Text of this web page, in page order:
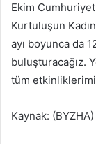
Ekim
Kurtuluşun
ayı boyunca da
buluşturacağız.
tüm
Kaynak: